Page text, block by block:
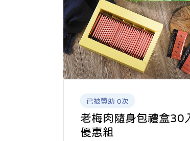
已被贊助 0次
老梅肉隨身包禮盒30
優惠組